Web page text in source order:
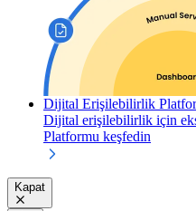
Dijital Erişilebilirlik
Dijital erişilebilirlik için
Platformu keşfedin
Kapat